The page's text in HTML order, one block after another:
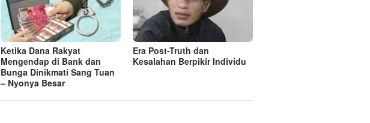
Ketika Dana Rakyat
Mengendap di Bank dan
Bunga Dinikmati Sang Tuan
– Nyonya Besar
Era Post-Truth dan
Kesalahan Berpikir Individu